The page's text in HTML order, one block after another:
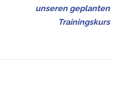
unseren geplanten
Trainingskurs